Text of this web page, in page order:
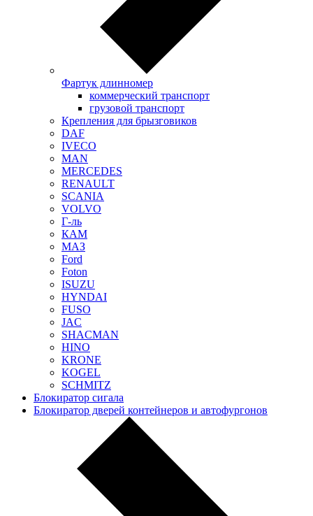
Фартук длинномер
коммерческий транспорт
грузовой транспорт
Крепления для брызговиков
DAF
IVECO
MAN
MERCEDES
RENAULT
SCANIA
VOLVO
Г-ль
КАМ
МАЗ
Ford
Foton
ISUZU
HYNDAI
FUSO
JAC
SHACMAN
HINO
KRONE
KOGEL
SCHMITZ
Блокиратор сигала
Блокиратор дверей контейнеров и автофургонов